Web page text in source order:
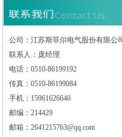
公司：江苏斯菲尔电气股份有限公
联系人：庞经理
电话：0510-86199192
传真：0510-86199084
手机：15961626640
邮编：214429
邮箱：2641215763@qq.com